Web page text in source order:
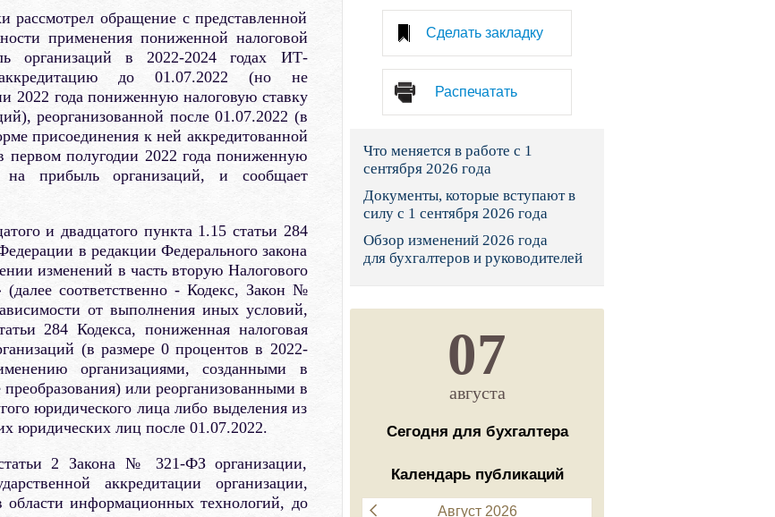
Президент: законы и указы
Роструд
Социальный фонд России
Суд общей юрисдикции
Федеральная налоговая служба
Фонд социального страхования
Остальные ведомства
рассмотрел обращение с представленной
применения пониженной налоговой
организаций в 2022-2024 годах ИТ-
до 01.07.2022 (но не
2022 года пониженную налоговую ставку
реорганизованной после 01.07.2022 (в
присоединения к ней аккредитованной
полугодии 2022 года пониженную
прибыль организаций, и сообщает
и двадцатого пункта 1.15 статьи 284
в редакции Федерального закона
изменений в часть вторую Налогового
(далее соответственно - Кодекс, Закон №
от выполнения иных условий,
284 Кодекса, пониженная налоговая
(в размере 0 процентов в 2022-
организациями, созданными в
преобразования) или реорганизованными в
юридического лица либо выделения из
юридических лиц после 01.07.2022.
2 Закона № 321-ФЗ организации,
аккредитации организации,
области информационных технологий, до
Сделать закладку
Распечатать
Что меняется в работе с 1
сентября 2026 года
Документы, которые вступают в
силу с 1 сентября 2026 года
Обзор изменений 2026 года
для бухгалтеров и руководителей
07
августа
Сегодня для бухгалтера
Календарь публикаций
Август 2026